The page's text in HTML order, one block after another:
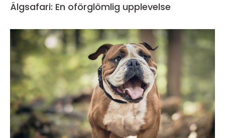
Älgsafari: En oförglömlig upplevelse